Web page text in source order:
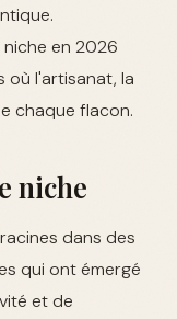
en 2026
où l'artisanat, la
chaque flacon.
niche
dans des
qui ont émergé
et de